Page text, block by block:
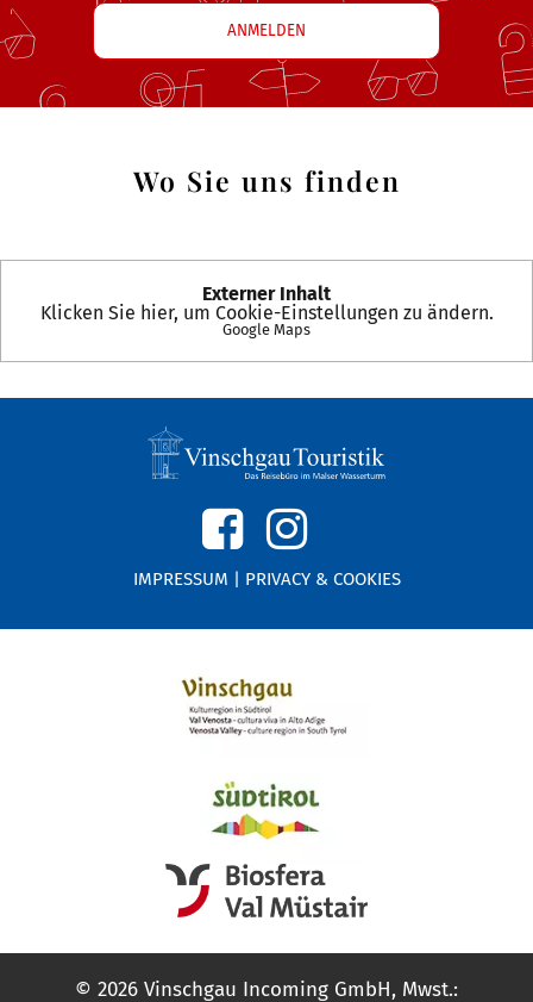
Wo Sie uns finden
Externer Inhalt
Klicken Sie hier, um Cookie-Einstellungen zu ändern.
Google Maps
IMPRESSUM | PRIVACY & COOKIES
© 2026 Vinschgau Incoming GmbH, Mwst.: